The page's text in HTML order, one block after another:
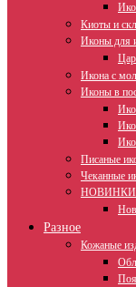
Киоты и
Иконы для
Икона с
Иконы в
Писаные
Чеканные
НОВИНКИ
Разное
Кожаные